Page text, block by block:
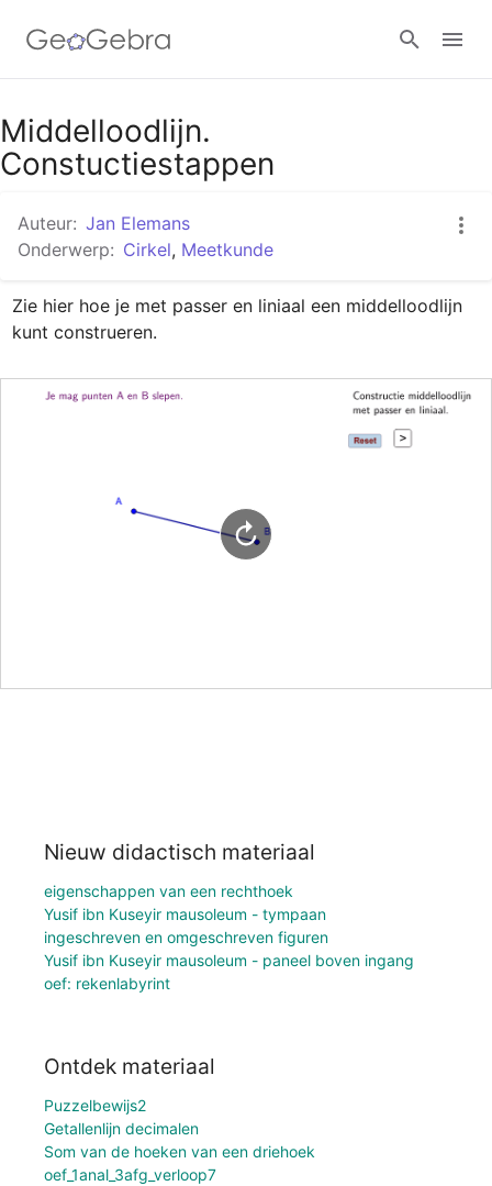
Google Classroom
Middelloodlijn.
Constuctiestappen
Auteur: Jan Elemans
Onderwerp: Cirkel, Meetkunde
Zie hier hoe je met passer en liniaal een middelloodlijn
kunt construeren.
Nieuw didactisch materiaal
eigenschappen van een rechthoek
Yusif ibn Kuseyir mausoleum - tympaan
ingeschreven en omgeschreven figuren
Yusif ibn Kuseyir mausoleum - paneel boven ingang
oef: rekenlabyrint
Ontdek materiaal
Puzzelbewijs2
Getallenlijn decimalen
Som van de hoeken van een driehoek
oef_1anal_3afg_verloop7